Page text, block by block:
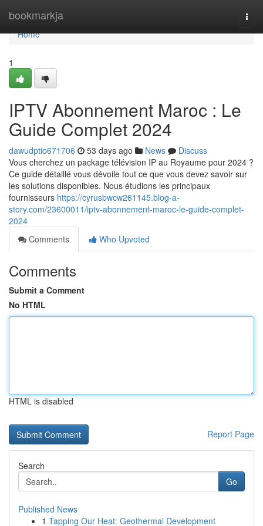
bookmarkja
Home
Home
1
IPTV Abonnement Maroc : Le
Guide Complet 2024
dawudptio671706 53 days ago News
Discuss
Vous cherchez un package télévision IP au Royaume pour 2024 ?
Ce guide détaillé vous dévoile tout ce que vous devez savoir sur
les solutions disponibles. Nous étudions les principaux
fournisseurs https://cyrusbwcw261145.blog-a-
story.com/23600011/iptv-abonnement-maroc-le-guide-complet-
2024
Comments
Who Upvoted
Comments
Submit a Comment
No HTML
HTML is disabled
Report Page
Search
Go
Published News
1 Tapping Our Heat: Geothermal Development